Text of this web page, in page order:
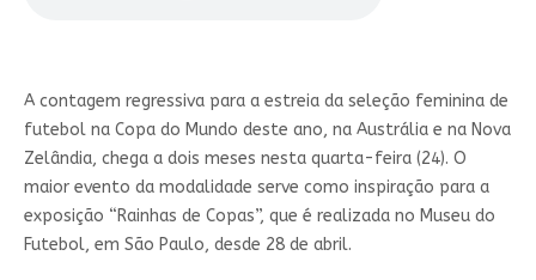
A contagem regressiva para a estreia da seleção feminina de
futebol na Copa do Mundo deste ano, na Austrália e na Nova
Zelândia, chega a dois meses nesta quarta-feira (24). O
maior evento da modalidade serve como inspiração para a
exposição “Rainhas de Copas”, que é realizada no Museu do
Futebol, em São Paulo, desde 28 de abril.